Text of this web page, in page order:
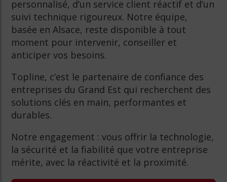
personnalisé, d’un service client réactif et d’un
suivi technique rigoureux. Notre équipe,
basée en Alsace, reste disponible à tout
moment pour intervenir, conseiller et
anticiper vos besoins.
Topline, c’est le partenaire de confiance des
entreprises du Grand Est qui recherchent des
solutions clés en main, performantes et
durables.
Notre engagement : vous offrir la technologie,
la sécurité et la fiabilité que votre entreprise
mérite, avec la réactivité et la proximité.